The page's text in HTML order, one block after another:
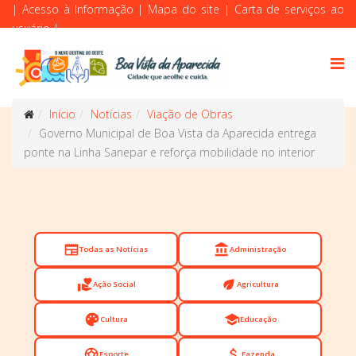
| Acesso à Informação | Mapa do site | Carta de serviços ao
usuário|
Início Notícias
Viação de Obras
Governo Municipal de Boa Vista da Aparecida entrega
ponte na Linha Sanepar e reforça mobilidade no interior
newspaperTodas as Notícias account_balanceAdministração
volunteer_activismAção Social eco Agricultura
paletteCultura schoolEducação